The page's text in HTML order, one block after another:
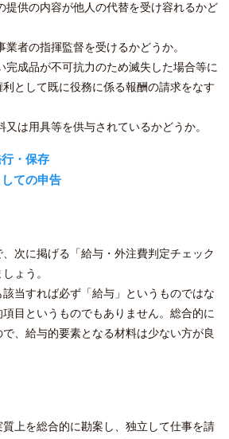
提供の内容が他人の代替を受け容れるかど
者の指揮監督を受けるかどうか。
成品が不可抗力のため滅失した場合等に
として既に役務に係る報酬の請求をなす
は用具等を供与されているかどうか。
・保存
ての申告
、次に掲げる「給与・外注費判定チェック
ょう。
該当すれば必ず「給与」というものではな
目というものでもありません。総合的に
、給与的要素となる材料は少ない方が良
上を総合的に勘案し、独立して仕事を請